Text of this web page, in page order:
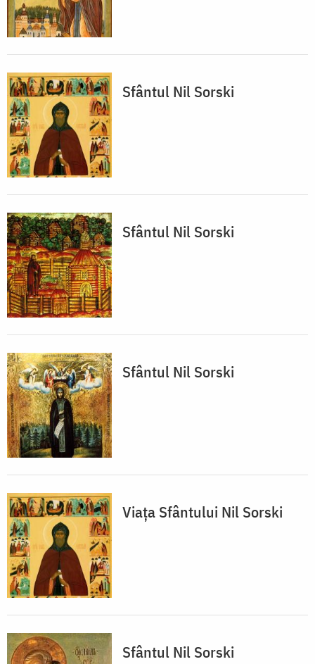
Sfântul Nil Sorski
Sfântul Nil Sorski
Sfântul Nil Sorski
Viața Sfântului Nil Sorski
Sfântul Nil Sorski